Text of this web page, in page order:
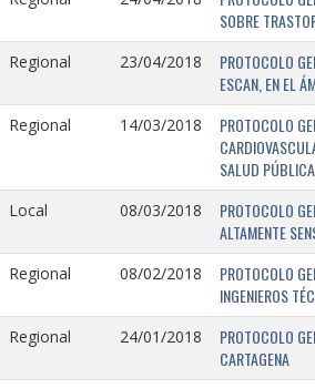
SOBRE
Regional 23/04/2018
PROTOCOLO
ESCAN, EN EL
Regional 14/03/2018
PROTOCOLO
SALUD PÚBLICA
Local 08/03/2018
PROTOCOLO
ALTAMENTE
Regional 08/02/2018
PROTOCOLO
INGENIEROS
Regional 24/01/2018
PROTOCOLO
CARTAGENA